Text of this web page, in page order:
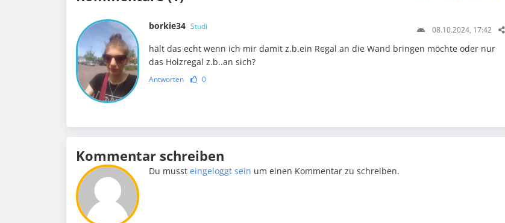
borkie34 Studi 08.10.2024, 17:42
hält das echt wenn ich mir damit z.b.ein Regal an die Wand bringen möchte oder nur
das Holzregal z.b..an sich?
Antworten 0
Kommentar schreiben
Du mussteingeloggt sein um einen Kommentar zu schreiben.